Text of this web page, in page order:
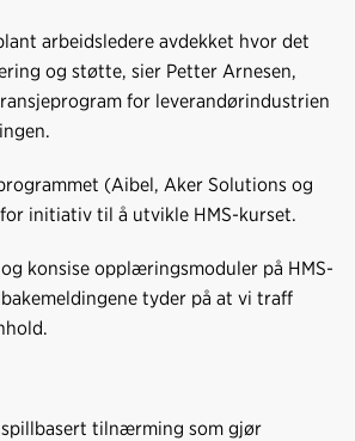
arbeidsledere avdekket hvor det
og støtte, sier Petter Arnesen,
for leverandørindustrien
(Aibel, Aker Solutions og
initiativ til å utvikle HMS-kurset.
konsise opplæringsmoduler på HMS-
tyder på at vi traff
tilnærming som gjør